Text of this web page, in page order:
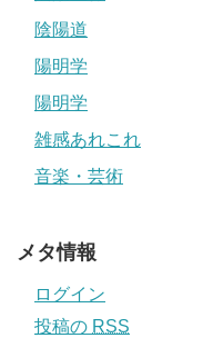
陰陽道
陽明学
陽明学
雑感あれこれ
音楽・芸術
メタ情報
ログイン
投稿の RSS